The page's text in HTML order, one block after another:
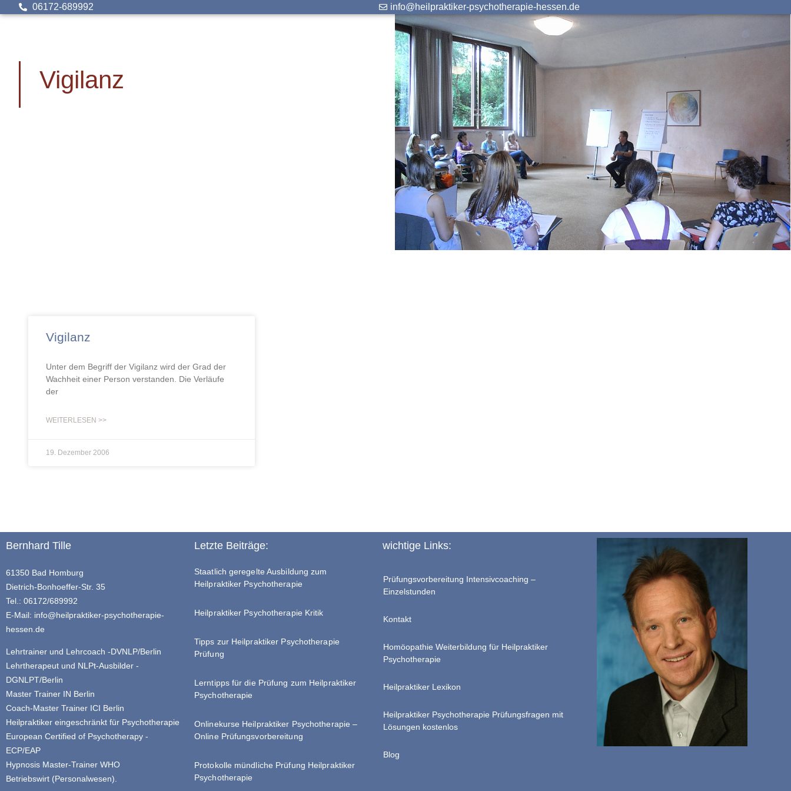
06172-689992 info@heilpraktiker-psychotherapie-hessen.de
Vigilanz
Vigilanz
Unter dem Begriff der Vigilanz wird der Grad der
Wachheit einer Person verstanden. Die Verläufe
der
WEITERLESEN >>
19. Dezember 2006
Bernhard Tille
61350 Bad Homburg
Dietrich-Bonhoeffer-Str. 35
Tel.: 06172/689992
E-Mail: info@heilpraktiker-psychotherapie-
hessen.de
Lehrtrainer und Lehrcoach -DVNLP/Berlin
Lehrtherapeut und NLPt-Ausbilder -
DGNLPT/Berlin
Master Trainer IN Berlin
Coach-Master Trainer ICI Berlin
Heilpraktiker eingeschränkt für Psychotherapie
European Certified of Psychotherapy -
ECP/EAP
Hypnosis Master-Trainer WHO
Betriebswirt (Personalwesen).
Letzte Beiträge:
Staatlich geregelte Ausbildung zum
Heilpraktiker Psychotherapie
Heilpraktiker Psychotherapie Kritik
Tipps zur Heilpraktiker Psychotherapie
Prüfung
Lerntipps für die Prüfung zum Heilpraktiker
Psychotherapie
Onlinekurse Heilpraktiker Psychotherapie –
Online Prüfungsvorbereitung
Protokolle mündliche Prüfung Heilpraktiker
Psychotherapie
wichtige Links:
Prüfungsvorbereitung Intensivcoaching –
Einzelstunden
Kontakt
Homöopathie Weiterbildung für Heilpraktiker
Psychotherapie
Heilpraktiker Lexikon
Heilpraktiker Psychotherapie Prüfungsfragen mit
Lösungen kostenlos
Blog